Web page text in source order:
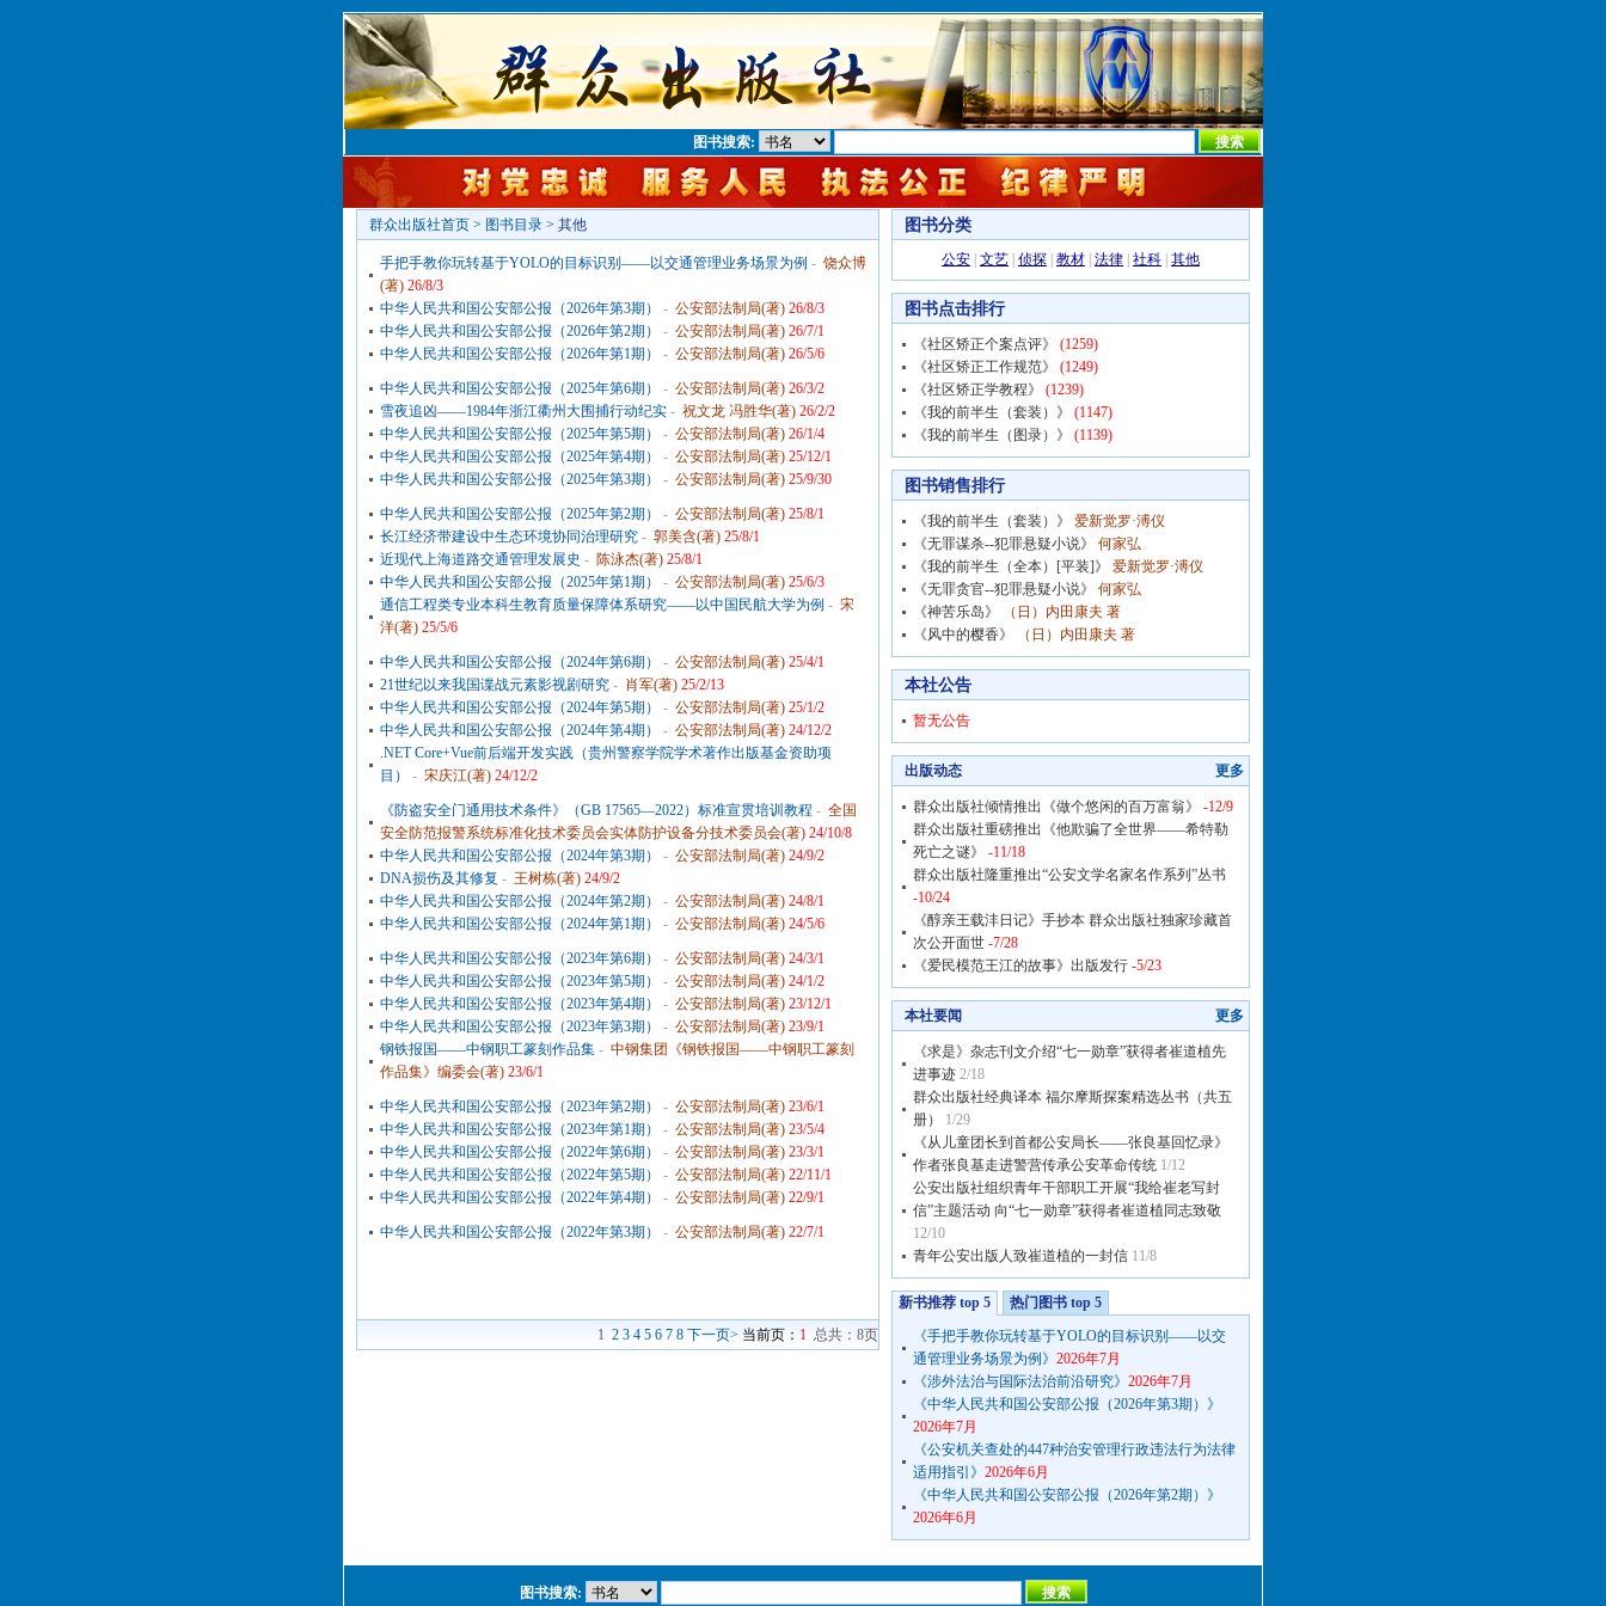
图书搜索:
群众出版社首页 > 图书目录 > 其他
手把手教你玩转基于YOLO的目标识别——以交通管理业务场景为例 - 饶众博
(著) 26/8/3
中华人民共和国公安部公报（2026年第3期）
- 公安部法制局(著) 26/8/3
中华人民共和国公安部公报（2026年第2期）
- 公安部法制局(著) 26/7/1
中华人民共和国公安部公报（2026年第1期）
- 公安部法制局(著) 26/5/6
中华人民共和国公安部公报（2025年第6期） - 公安部法制局(著) 26/3/2
雪夜追凶——1984年浙江衢州大围捕行动纪实 - 祝文龙 冯胜华(著) 26/2/2
中华人民共和国公安部公报（2025年第5期）
- 公安部法制局(著) 26/1/4
中华人民共和国公安部公报（2025年第4期）
- 公安部法制局(著) 25/12/1
中华人民共和国公安部公报（2025年第3期）
- 公安部法制局(著) 25/9/30
中华人民共和国公安部公报（2025年第2期） - 公安部法制局(著) 25/8/1
长江经济带建设中生态环境协同治理研究 - 郭美含(著) 25/8/1
近现代上海道路交通管理发展史 - 陈泳杰(著) 25/8/1
中华人民共和国公安部公报（2025年第1期）
- 公安部法制局(著) 25/6/3
通信工程类专业本科生教育质量保障体系研究——以中国民航大学为例 - 宋
洋(著) 25/5/6
中华人民共和国公安部公报（2024年第6期） - 公安部法制局(著) 25/4/1
21世纪以来我国谍战元素影视剧研究 - 肖军(著) 25/2/13
中华人民共和国公安部公报（2024年第5期）
- 公安部法制局(著) 25/1/2
中华人民共和国公安部公报（2024年第4期）
- 公安部法制局(著) 24/12/2
.NET Core+Vue前后端开发实践（贵州警察学院学术著作出版基金资助项
目）
- 宋庆江(著) 24/12/2
《防盗安全门通用技术条件》（GB 17565—2022）标准宣贯培训教程 - 全国
安全防范报警系统标准化技术委员会实体防护设备分技术委员会(著) 24/10/8
中华人民共和国公安部公报（2024年第3期）
- 公安部法制局(著) 24/9/2
DNA损伤及其修复 - 王树栋(著) 24/9/2
中华人民共和国公安部公报（2024年第2期）
- 公安部法制局(著) 24/8/1
中华人民共和国公安部公报（2024年第1期）
- 公安部法制局(著) 24/5/6
中华人民共和国公安部公报（2023年第6期） - 公安部法制局(著) 24/3/1
中华人民共和国公安部公报（2023年第5期）
- 公安部法制局(著) 24/1/2
中华人民共和国公安部公报（2023年第4期）
- 公安部法制局(著) 23/12/1
中华人民共和国公安部公报（2023年第3期）
- 公安部法制局(著) 23/9/1
钢铁报国——中钢职工篆刻作品集 - 中钢集团《钢铁报国——中钢职工篆刻
作品集》编委会(著) 23/6/1
中华人民共和国公安部公报（2023年第2期） - 公安部法制局(著) 23/6/1
中华人民共和国公安部公报（2023年第1期）
- 公安部法制局(著) 23/5/4
中华人民共和国公安部公报（2022年第6期）
- 公安部法制局(著) 23/3/1
中华人民共和国公安部公报（2022年第5期）
- 公安部法制局(著) 22/11/1
中华人民共和国公安部公报（2022年第4期）
- 公安部法制局(著) 22/9/1
中华人民共和国公安部公报（2022年第3期） - 公安部法制局(著) 22/7/1
1 2 3 4 5 6 7 8 下一页> 当前页： 1 总共：8页
图书分类
公安 文艺 侦探 教材 法律 社科 其他
图书点击排行
《社区矫正个案点评》
(1259)
《社区矫正工作规范》
(1249)
《社区矫正学教程》
(1239)
《我的前半生（套装）》
(1147)
《我的前半生（图录）》
(1139)
图书销售排行
《我的前半生（套装）》
爱新觉罗·溥仪
《无罪谋杀--犯罪悬疑小说》
何家弘
《我的前半生（全本）[平装]》
爱新觉罗·溥仪
《无罪贪官--犯罪悬疑小说》
何家弘
《神苦乐岛》
（日）内田康夫 著
《风中的樱香》
（日）内田康夫 著
本社公告
暂无公告
出版动态 更多
群众出版社倾情推出《做个悠闲的百万富翁》
-12/9
群众出版社重磅推出《他欺骗了全世界——希特勒
死亡之谜》
-11/18
群众出版社隆重推出“公安文学名家名作系列”丛书
-10/24
《醇亲王载沣日记》手抄本 群众出版社独家珍藏首
次公开面世 -7/28
《爱民模范王江的故事》出版发行 -5/23
本社要闻 更多
《求是》杂志刊文介绍“七一勋章”获得者崔道植先
进事迹 2/18
群众出版社经典译本 福尔摩斯探案精选丛书（共五
册）
1/29
《从儿童团长到首都公安局长——张良基回忆录》
作者张良基走进警营传承公安革命传统 1/12
公安出版社组织青年干部职工开展“我给崔老写封
信”主题活动 向“七一勋章”获得者崔道植同志致敬
12/10
青年公安出版人致崔道植的一封信 11/8
新书推荐 top 5
热门图书 top 5
《手把手教你玩转基于YOLO的目标识别——以交
通管理业务场景为例》 2026年7月
《涉外法治与国际法治前沿研究》 2026年7月
《中华人民共和国公安部公报（2026年第3期）》
2026年7月
《公安机关查处的447种治安管理行政违法行为法律
适用指引》 2026年6月
《中华人民共和国公安部公报（2026年第2期）》
2026年6月
图书搜索: